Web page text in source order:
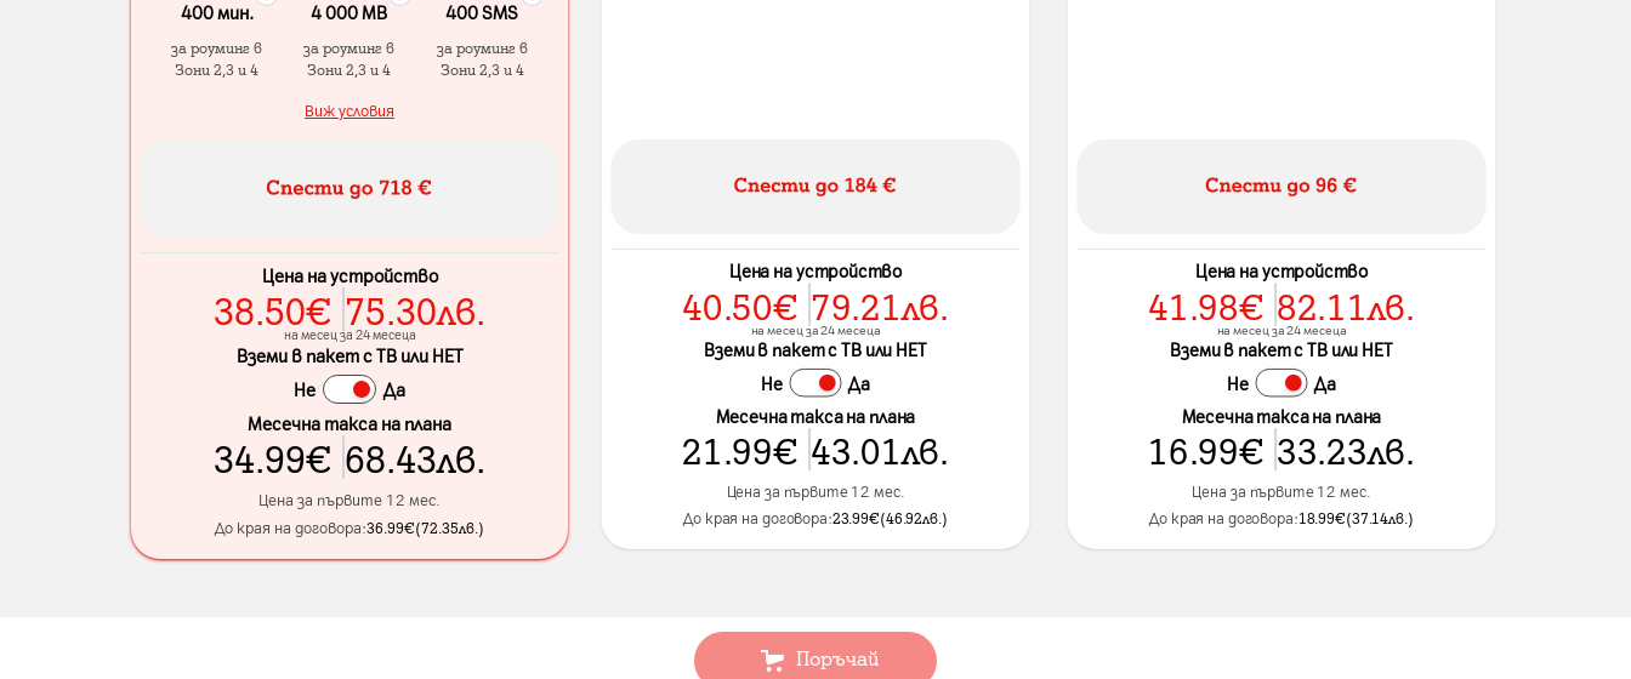
400 мин.
за роуминг в
Зони 2,3 и 4
4 000 МB
за роуминг в
Зони 2,3 и 4
400 SMS
за роуминг в
Зони 2,3 и 4
Виж условия
Цена на устройство
38.50€ 75.30лв.
на месец за 24 месеца
Вземи в пакет с ТВ или НЕТ
Не
Да
Месечна такса на плана
34.99€ 68.43лв.
Цена за първите 12 мес.
До края на договора:36.99€(72.35лв.)
Цена на устройство
40.50€ 79.21лв.
на месец за 24 месеца
Вземи в пакет с ТВ или НЕТ
Не Да
Месечна такса на плана
21.99€ 43.01лв.
Цена за първите 12 мес.
До края на договора:23.99€(46.92лв.)
Цена на устройство
41.98€ 82.11лв.
на месец за 24 месеца
Вземи в пакет с ТВ или НЕТ
Не Да
Месечна такса на плана
16.99€ 33.23лв.
Цена за първите 12 мес.
До края на договора:18.99€(37.14лв.)
Поръчай